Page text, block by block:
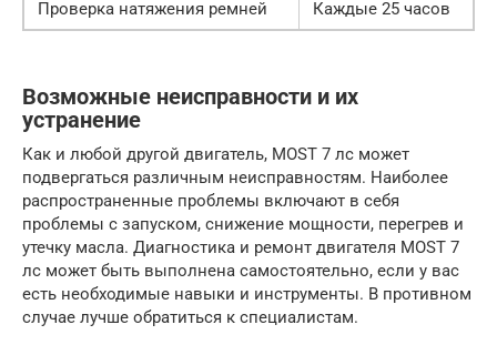
Проверка натяжения ремней
Каждые 25 часов
Возможные неисправности и их
устранение
Как и любой другой двигатель, MOST 7 лс может
подвергаться различным неисправностям. Наиболее
распространенные проблемы включают в себя
проблемы с запуском, снижение мощности, перегрев и
утечку масла. Диагностика и ремонт двигателя MOST 7
лс может быть выполнена самостоятельно, если у вас
есть необходимые навыки и инструменты. В противном
случае лучше обратиться к специалистам.